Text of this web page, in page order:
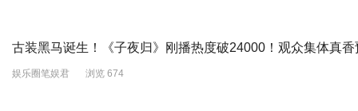
古装黑马诞生！《子夜归》刚播热度破24000！观众集体真香
娱乐圈笔娱君 浏览 674